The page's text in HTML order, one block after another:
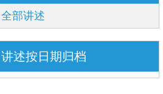
全部讲述
讲述按日期归档